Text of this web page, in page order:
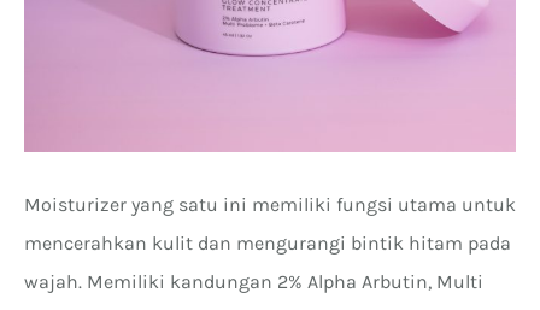
Moisturizer yang satu ini memiliki fungsi utama untuk
mencerahkan kulit dan mengurangi bintik hitam pada
wajah. Memiliki kandungan 2% Alpha Arbutin, Multi